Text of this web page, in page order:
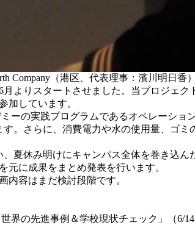
Company（港区、代表理事：濱川明日
よりスタートさせました。当プロジェ
加しています。
ーの実践プログラムであるオペレーショ
。さらに、消費電力や水の使用量、ゴ
夏休み明けにキャンパス全体を巻き込
に成果をまとめ発表を行います。
内容はまだ検討段階です。
界の先進事例＆学校現状チェック」（6/14